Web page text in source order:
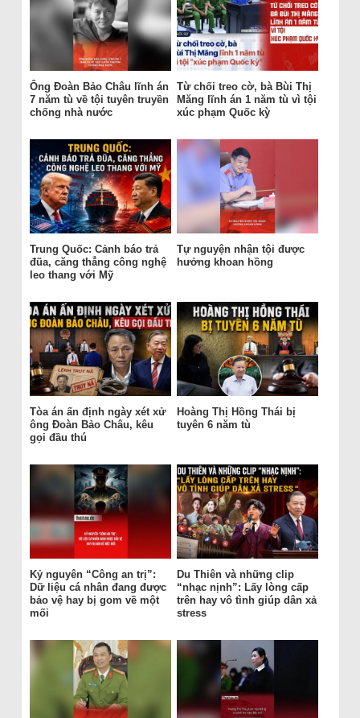
Ông Đoàn Bảo Châu lĩnh án
7 năm tù về tội tuyên truyền
chống nhà nước
Từ chối treo cờ, bà Bùi Thị
Măng lĩnh án 1 năm tù vì tội
xúc phạm Quốc kỳ
Trung Quốc: Cảnh báo trả
đũa, căng thẳng công nghệ
leo thang với Mỹ
Tự nguyện nhận tội được
hưởng khoan hồng
Tòa án ấn định ngày xét xử
ông Đoàn Bảo Châu, kêu
gọi đầu thú
Hoàng Thị Hồng Thái bị
tuyên 6 năm tù
Kỷ nguyên “Công an trị”:
Dữ liệu cá nhân đang được
bảo vệ hay bị gom về một
mối
Du Thiên và những clip
“nhạc nịnh”: Lấy lòng cấp
trên hay vô tình giúp dân xả
stress